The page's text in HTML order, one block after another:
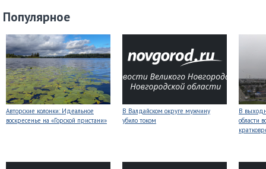
Популярное
Авторские колонки: Идеальное
воскресенье на «Горской пристани»
В Валдайском округе мужчину
убило током
В
области